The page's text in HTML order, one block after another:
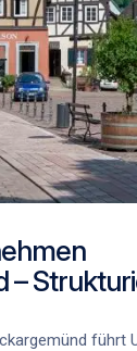
–
führt